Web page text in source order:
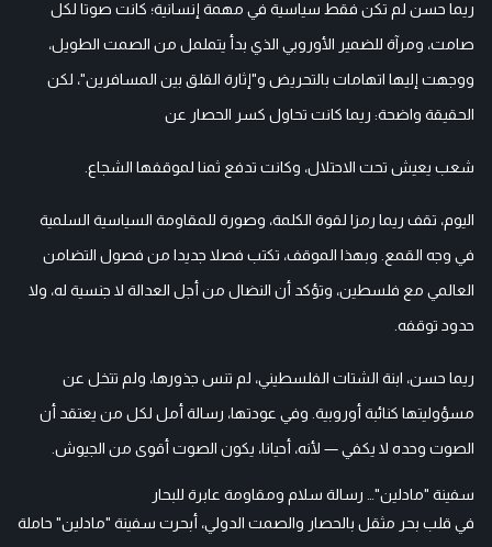
ريما حسن لم تكن فقط سياسية في مهمة إنسانية؛ كانت صوتا لكل
صامت، ومرآة للضمير الأوروبي الذي بدأ يتململ من الصمت الطويل،
ووجهت إليها اتهامات بالتحريض و"إثارة القلق بين المسافرين"، لكن
الحقيقة واضحة: ريما كانت تحاول كسر الحصار عن
شعب يعيش تحت الاحتلال، وكانت تدفع ثمنا لموقفها الشجاع.
اليوم، تقف ريما رمزا لقوة الكلمة، وصورة للمقاومة السياسية السلمية
في وجه القمع. وبهذا الموقف، تكتب فصلا جديدا من فصول التضامن
العالمي مع فلسطين، وتؤكد أن النضال من أجل العدالة لا جنسية له، ولا
حدود توقفه.
ريما حسن، ابنة الشتات الفلسطيني، لم تنس جذورها، ولم تتخل عن
مسؤوليتها كنائبة أوروبية. وفي عودتها، رسالة أمل لكل من يعتقد أن
الصوت وحده لا يكفي — لأنه، أحيانا، يكون الصوت أقوى من الجيوش.
سفينة "مادلين"… رسالة سلام ومقاومة عابرة للبحار
في قلب بحر مثقل بالحصار والصمت الدولي، أبحرت سفينة "مادلين" حاملة